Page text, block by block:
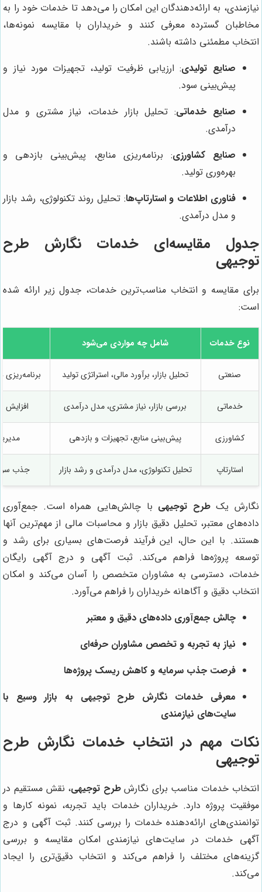
نیازمندی، به ارائه‌دهندگان این امکان را می‌دهد تا خدمات خود را به
مخاطبان گسترده معرفی کنند و خریداران با مقایسه نمونه‌ها،
انتخاب مطمئنی داشته باشند.
صنایع تولیدی: ارزیابی ظرفیت تولید، تجهیزات مورد نیاز و
پیش‌بینی سود.
صنایع خدماتی: تحلیل بازار خدمات، نیاز مشتری و مدل
درآمدی.
صنایع کشاورزی: برنامه‌ریزی منابع، پیش‌بینی بازدهی و
بهره‌وری تولید.
فناوری اطلاعات و استارتاپ‌ها: تحلیل روند تکنولوژی، رشد بازار
و مدل درآمدی.
جدول مقایسه‌ای خدمات نگارش طرح
توجیهی
برای مقایسه و انتخاب مناسب‌ترین خدمات، جدول زیر ارائه شده
است:
نوع خدمات شامل چه مواردی می‌شود
صنعتی تحلیل بازار، برآورد مالی، استراتژی تولید
خدماتی بررسی بازار، نیاز مشتری، مدل درآمدی
کشاورزی پیش‌بینی منابع، تجهیزات و بازدهی
استارتاپ تحلیل تکنولوژی، مدل درآمدی و رشد بازار جذب
نگارش یکطرح توجیهی با چالش‌هایی همراه است. جمع‌آوری
داده‌های معتبر، تحلیل دقیق بازار و محاسبات مالی از مهم‌ترین آنها
هستند. با این حال، این فرآیند فرصت‌های بسیاری برای رشد و
توسعه پروژه‌ها فراهم می‌کند. ثبت آگهی و درج آگهی رایگان
خدمات، دسترسی به مشاوران متخصص را آسان می‌کند و امکان
انتخاب دقیق و آگاهانه خریداران را فراهم می‌آورد.
چالش جمع‌آوری داده‌های دقیق و معتبر
نیاز به تجربه و تخصص مشاوران حرفه‌ای
فرصت جذب سرمایه و کاهش ریسک پروژه‌ها
معرفی خدمات نگارش طرح توجیهی به بازار وسیع با
سایت‌های نیازمندی
نکات مهم در انتخاب خدمات نگارش طرح
توجیهی
انتخاب خدمات مناسب برای نگارشطرح توجیهی، نقش مستقیم در
موفقیت پروژه دارد. خریداران خدمات باید تجربه، نمونه کارها و
توانمندی‌های ارائه‌دهنده خدمات را بررسی کنند. ثبت آگهی و درج
آگهی خدمات در سایت‌های نیازمندی امکان مقایسه و بررسی
گزینه‌های مختلف را فراهم می‌کند و انتخاب دقیق‌تری را ایجاد
می‌کند.